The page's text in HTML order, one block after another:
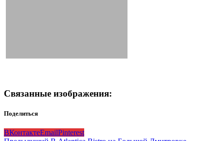
Связанные изображения:
Поделиться
ВКонтактеEmailPinterest